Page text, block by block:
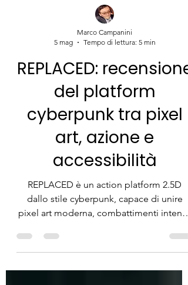
5 mag
Tempo di lettura: 5 min
REPLACED: recensione
del platform
cyberpunk tra pixel
art, azione e
accessibilità
REPLACED è un action platform 2.5D
pixel art moderna, combattimenti intensi,
atmosfera synthwave e una narrazione
matura. Una produzione indie